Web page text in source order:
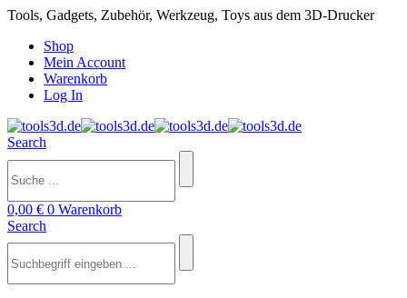
Tools, Gadgets, Zubehör, Werkzeug, Toys aus dem 3D-Drucker
Shop
Mein Account
Warenkorb
Log In
Search
0,00 € 0 Warenkorb
Search